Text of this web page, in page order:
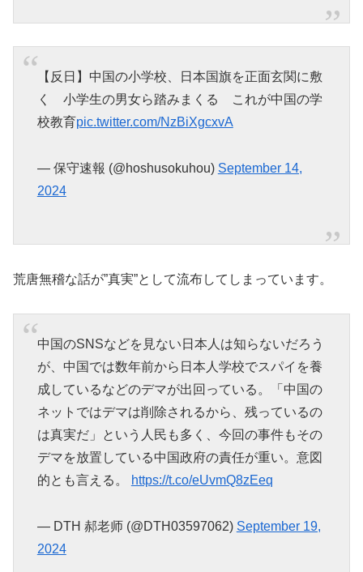
【反日】中国の小学校、日本国旗を正面玄関に敷
く 小学生の男女ら踏みまくる これが中国の学
校教育pic.twitter.com/NzBiXgcxvA
— 保守速報 (@hoshusokuhou) September 14,
2024
荒唐無稽な話が”真実”として流布してしまっています。
中国のSNSなどを見ない日本人は知らないだろう
が、中国では数年前から日本人学校でスパイを養
成しているなどのデマが出回っている。「中国の
ネットではデマは削除されるから、残っているの
は真実だ」という人民も多く、今回の事件もその
デマを放置している中国政府の責任が重い。意図
的とも言える。
https://t.co/eUvmQ8zEeq
— DTH 郝老师 (@DTH03597062) September 19,
2024